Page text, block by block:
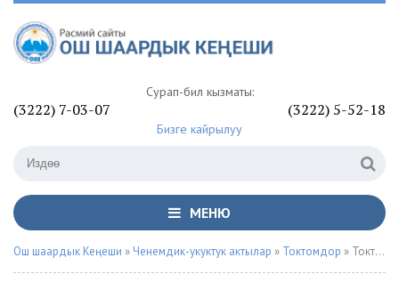
Сурап-билүү кызматы:
(3222) 7-03-07 (3222) 5-52-18
Бизге кайрылуу
МЕНЮ
Ош шаардык Кеңеши » Ченемдик-укуктук актылар » Токтомдор » Токтом №238